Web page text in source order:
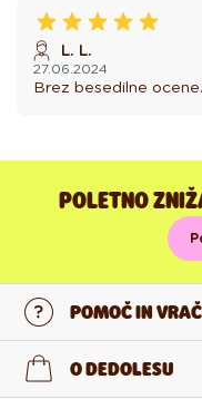
L. L.
27.06.2024
Brez besedilne ocene.
POLETNO
POMOČ IN
Stopi v stik z nami
O DEDOLESU